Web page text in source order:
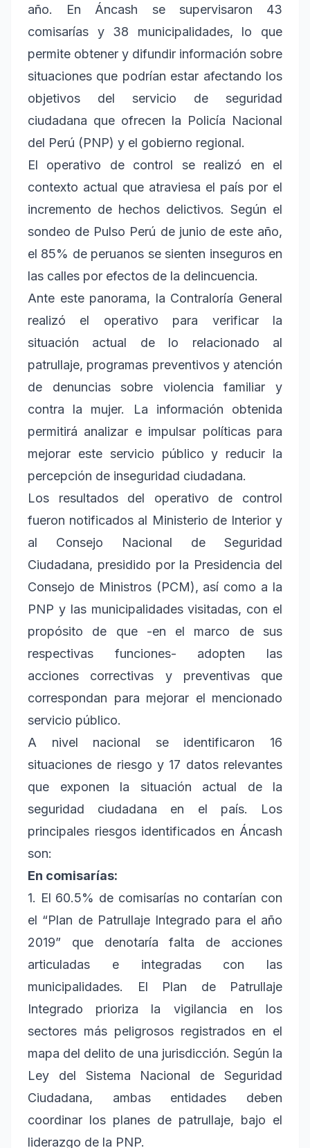
año. En Áncash se supervisaron 43
comisarías y 38 municipalidades, lo que
permite obtener y difundir información sobre
situaciones que podrían estar afectando los
objetivos del servicio de seguridad
ciudadana que ofrecen la Policía Nacional
del Perú (PNP) y el gobierno regional.
El operativo de control se realizó en el
contexto actual que atraviesa el país por el
incremento de hechos delictivos. Según el
sondeo de Pulso Perú de junio de este año,
el 85% de peruanos se sienten inseguros en
las calles por efectos de la delincuencia.
Ante este panorama, la Contraloría General
realizó el operativo para verificar la
situación actual de lo relacionado al
patrullaje, programas preventivos y atención
de denuncias sobre violencia familiar y
contra la mujer. La información obtenida
permitirá analizar e impulsar políticas para
mejorar este servicio público y reducir la
percepción de inseguridad ciudadana.
Los resultados del operativo de control
fueron notificados al Ministerio de Interior y
al Consejo Nacional de Seguridad
Ciudadana, presidido por la Presidencia del
Consejo de Ministros (PCM), así como a la
PNP y las municipalidades visitadas, con el
propósito de que -en el marco de sus
respectivas funciones- adopten las
acciones correctivas y preventivas que
correspondan para mejorar el mencionado
servicio público.
A nivel nacional se identificaron 16
situaciones de riesgo y 17 datos relevantes
que exponen la situación actual de la
seguridad ciudadana en el país. Los
principales riesgos identificados en Áncash
son:
En comisarías:
1. El 60.5% de comisarías no contarían con
el “Plan de Patrullaje Integrado para el año
2019” que denotaría falta de acciones
articuladas e integradas con las
municipalidades. El Plan de Patrullaje
Integrado prioriza la vigilancia en los
sectores más peligrosos registrados en el
mapa del delito de una jurisdicción. Según la
Ley del Sistema Nacional de Seguridad
Ciudadana, ambas entidades deben
coordinar los planes de patrullaje, bajo el
liderazgo de la PNP.